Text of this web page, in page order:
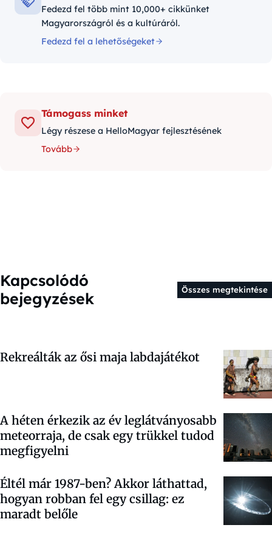
Fedezd fel több mint 10,000+ cikkünket
Magyarországról és a kultúráról.
Fedezd fel a lehetőségeket
Támogass minket
Légy részese a HelloMagyar fejlesztésének
Tovább
Kapcsolódó
bejegyzések
Összes megtekintése
Rekreálták az ősi maja labdajátékot
A héten érkezik az év leglátványosabb
meteorraja, de csak egy trükkel tudod
megfigyelni
Éltél már 1987-ben? Akkor láthattad,
hogyan robban fel egy csillag: ez
maradt belőle